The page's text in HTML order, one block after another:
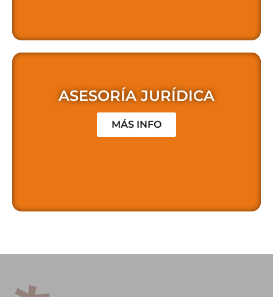
ASESORÍA JURÍDICA
MÁS INFO